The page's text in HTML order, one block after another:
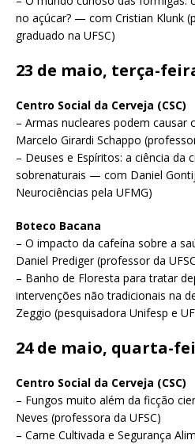
no açúcar? — com Cristian Klunk
graduado na UFSC)
23 de maio, terça-
Centro Social da Cerveja (CSC)
– Armas nucleares podem
Marcelo Girardi Schappo
– Deuses e Espíritos: a ciência da
sobrenaturais — com Daniel
Neurociências pela UFMG)
Boteco Bacana
– O impacto da cafeína sobre a
Daniel Prediger (professor da
– Banho de Floresta para tratar
intervenções não tradicionais na
Zeggio (pesquisadora Unifesp e
24 de maio, quarta-
Centro Social da Cerveja (CSC)
– Fungos muito além da ficção
Neves (professora da UFSC)
– Carne Cultivada e Segurança